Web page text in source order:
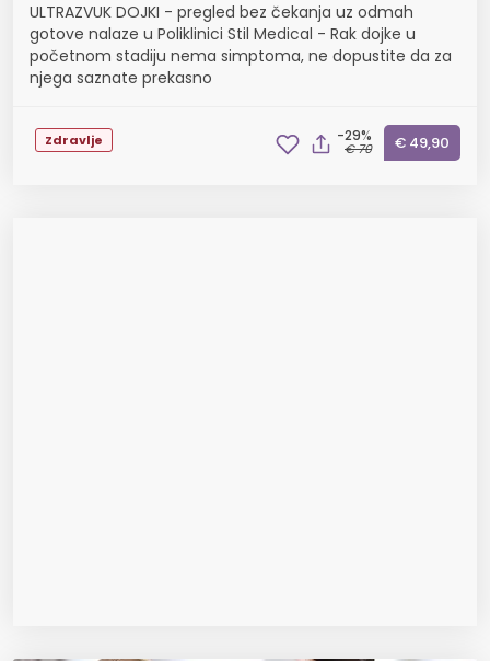
ULTRAZVUK DOJKI - pregled bez čekanja uz odmah
gotove nalaze u Poliklinici Stil Medical - Rak dojke u
početnom stadiju nema simptoma, ne dopustite da za
njega saznate prekasno
Zdravlje -29%
€ 70 € 49,90